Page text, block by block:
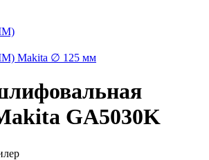
Makita ∅ 125 мм
GA5030K